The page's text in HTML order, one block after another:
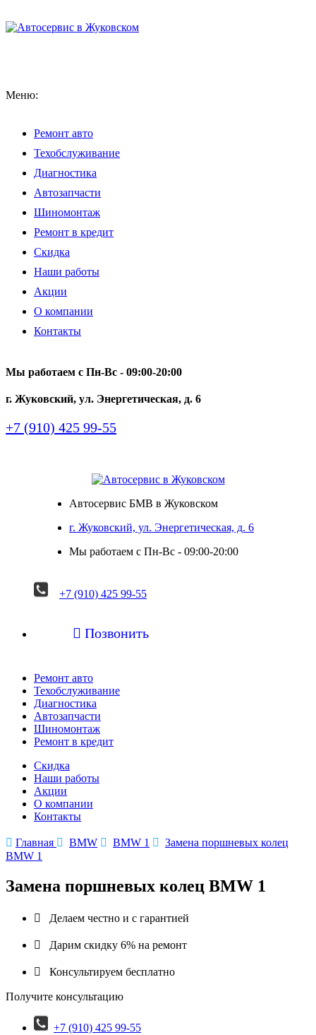
Меню:
Ремонт авто
Техобслуживание
Диагностика
Автозапчасти
Шиномонтаж
Ремонт в кредит
Скидка
Наши работы
Акции
О компании
Контакты
Мы работаем с Пн-Вc - 09:00-20:00
г. Жуковский, ул. Энергетическая, д. 6
+7 (910) 425 99-55
Автосервис БМВ в Жуковском
г. Жуковский, ул. Энергетическая, д. 6
Мы работаем с Пн-Вc - 09:00-20:00
+7 (910) 425 99-55
 Позвонить
Ремонт авто
Техобслуживание
Диагностика
Автозапчасти
Шиномонтаж
Ремонт в кредит
Скидка
Наши работы
Акции
О компании
Контакты
 Главная  BMW  BMW 1  Замена поршневых колец
BMW 1
Замена поршневых колец BMW 1
 Делаем честно и с гарантией
 Дарим скидку 6% на ремонт
 Консультируем бесплатно
Получите консультацию
+7 (910) 425 99-55